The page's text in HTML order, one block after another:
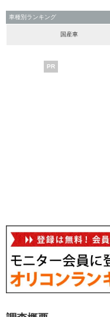
車種別ランキング
国産車
PR